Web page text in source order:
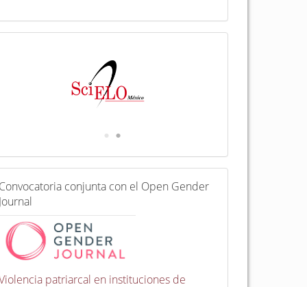
C
o
Convocatoria conjunta con el Open Gender
Journal
patriarcal en instituciones de